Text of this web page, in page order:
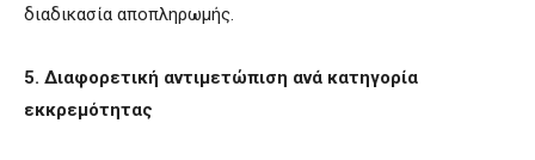
διαδικασία αποπληρωμής.
5. Διαφορετική αντιμετώπιση ανά κατηγορία
εκκρεμότητας